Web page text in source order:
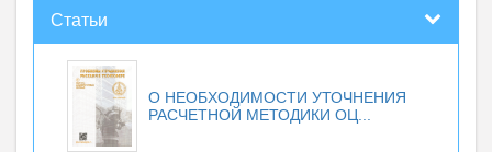
Статьи
О НЕОБХОДИМОСТИ УТОЧНЕНИЯ
РАСЧЕТНОЙ МЕТОДИКИ ОЦ...